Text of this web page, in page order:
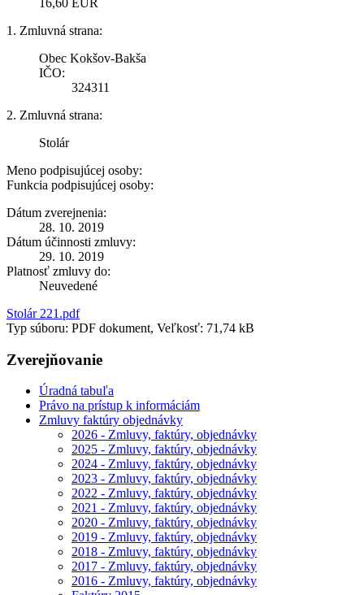
1. Zmluvná strana:
Obec Kokšov-Bakša
IČO:
324311
2. Zmluvná strana:
Stolár
Meno podpisujúcej osoby:
Funkcia podpisujúcej osoby:
Dátum zverejnenia:
28. 10. 2019
Dátum účinnosti zmluvy:
29. 10. 2019
Platnosť zmluvy do:
Neuvedené
Stolár 221.pdf
Typ súboru: PDF dokument, Veľkosť: 71,74 kB
Zverejňovanie
Úradná tabuľa
Právo na prístup k informáciám
Zmluvy faktúry objednávky
2026 - Zmluvy, faktúry, objednávky
2025 - Zmluvy, faktúry, objednávky
2024 - Zmluvy, faktúry, objednávky
2023 - Zmluvy, faktúry, objednávky
2022 - Zmluvy, faktúry, objednávky
2021 - Zmluvy, faktúry, objednávky
2020 - Zmluvy, faktúry, objednávky
2019 - Zmluvy, faktúry, objednávky
2018 - Zmluvy, faktúry, objednávky
2017 - Zmluvy, faktúry, objednávky
2016 - Zmluvy, faktúry, objednávky